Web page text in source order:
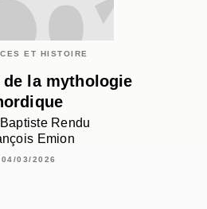
ET HISTOIRE
de la mythologie
Rendu
Emion
04/03/2026